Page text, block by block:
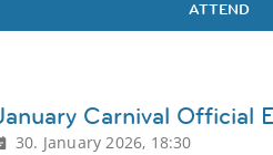
ATTEND
Carnival Official
30. January 2026, 18:30